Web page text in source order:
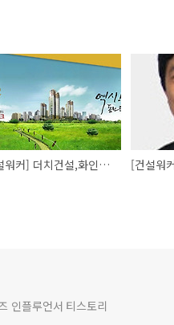
[건설워커] 더치건설,화인종합건설,대창기업,코스피,동원개발 채용정보
인플루언서 티스토리